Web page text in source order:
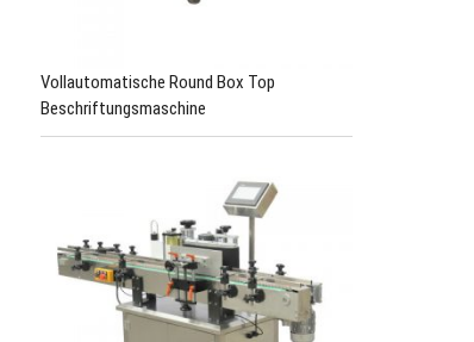
Vollautomatische Round Box Top
Beschriftungsmaschine